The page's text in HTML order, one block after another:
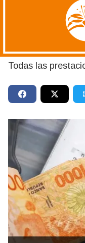
Anses:
miércoles
Todas las